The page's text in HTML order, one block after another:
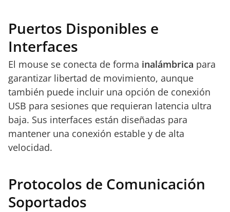
Puertos Disponibles e
Interfaces
El mouse se conecta de forma inalámbrica para
garantizar libertad de movimiento, aunque
también puede incluir una opción de conexión
USB para sesiones que requieran latencia ultra
baja. Sus interfaces están diseñadas para
mantener una conexión estable y de alta
velocidad.
Protocolos de Comunicación
Soportados